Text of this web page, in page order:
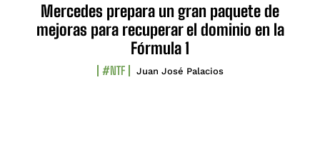
Mercedes prepara un gran paquete de
mejoras para recuperar el dominio en la
Fórmula 1
#NTF Juan José Palacios